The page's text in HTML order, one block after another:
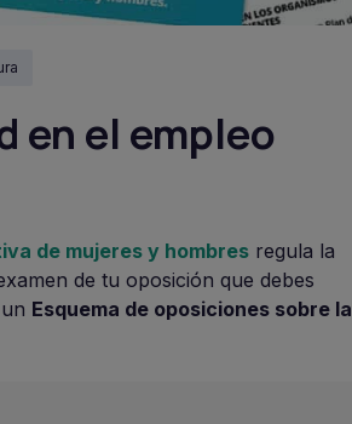
en el empleo
de mujeres y hombres regula la
de tu oposición que debes
Esquema de oposiciones sobre la